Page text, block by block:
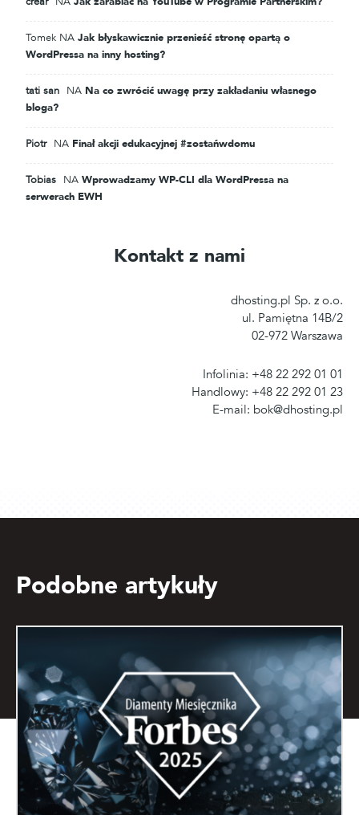
Tomek NA Jak błyskawicznie przenieść stronę opartą o
WordPressa na inny hosting?
tati san NA Na co zwrócić uwagę przy zakładaniu własnego
bloga?
Piotr NA Finał akcji edukacyjnej #zostańwdomu
Tobias NA Wprowadzamy WP-CLI dla WordPressa na
serwerach EWH
Kontakt z nami
dhosting.pl Sp. z o.o.
ul. Pamiętna 14B/2
02-972 Warszawa
Infolinia: +48 22 292 01 01
Handlowy: +48 22 292 01 23
E-mail: bok@dhosting.pl
Podobne artykuły